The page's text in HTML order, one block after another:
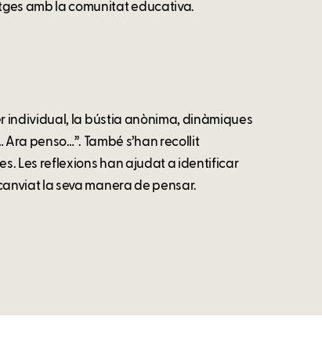
amb la comunitat educativa.
individual, la bústia anònima, dinàmiques
penso…”. També s’han recollit
Les reflexions han ajudat a identificar
la seva manera de pensar.